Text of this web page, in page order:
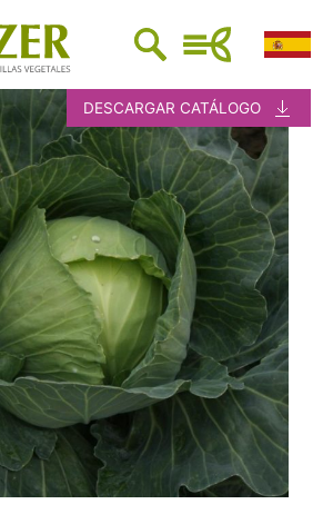
DESCARGAR CATÁLOGO